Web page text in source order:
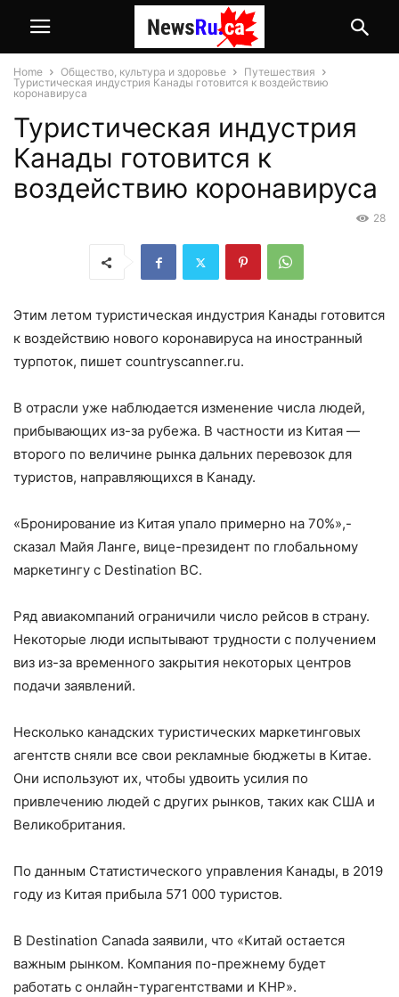
Home Общество, культура и здоровье
Путешествия
Туристическая индустрия Канады готовится к воздействию
коронавируса
Туристическая индустрия
Канады готовится к
воздействию коронавируса
28
Этим летом туристическая индустрия Канады готовится
к воздействию нового коронавируса на иностранный
турпоток, пишет countryscanner.ru.
В отрасли уже наблюдается изменение числа людей,
прибывающих из-за рубежа. В частности из Китая —
второго по величине рынка дальних перевозок для
туристов, направляющихся в Канаду.
«Бронирование из Китая упало примерно на 70%»,-
сказал Майя Ланге, вице-президент по глобальному
маркетингу с Destination BC.
Ряд авиакомпаний ограничили число рейсов в страну.
Некоторые люди испытывают трудности с получением
виз из-за временного закрытия некоторых центров
подачи заявлений.
Несколько канадских туристических маркетинговых
агентств сняли все свои рекламные бюджеты в Китае.
Они используют их, чтобы удвоить усилия по
привлечению людей с других рынков, таких как США и
Великобритания.
По данным Статистического управления Канады, в 2019
году из Китая прибыла 571 000 туристов.
В Destination Canada заявили, что «Китай остается
важным рынком. Компания по-прежнему будет
работать с онлайн-турагентствами и КНР».